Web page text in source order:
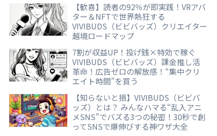
【歓喜】読者の92％が即実践！VRアバ
ター＆NFTで世界熱狂する
VIVIBUDS（ビビバッズ）クリエイター
越境ロードマップ
7割が収益UP！投げ銭×特効で稼ぐ
VIVIBUDS（ビビバッズ）課金推し活
革命！広告ゼロの解放感！“集中クリ
エイト時間”を買う
【知らないと損】VIVIBUDS（ビビバ
ッズ）とは？ みんなハマる“乱入アニ
メSNS”でバズる3つの秘密！30秒で創
ってSNSで爆伸びする神ワザ大全